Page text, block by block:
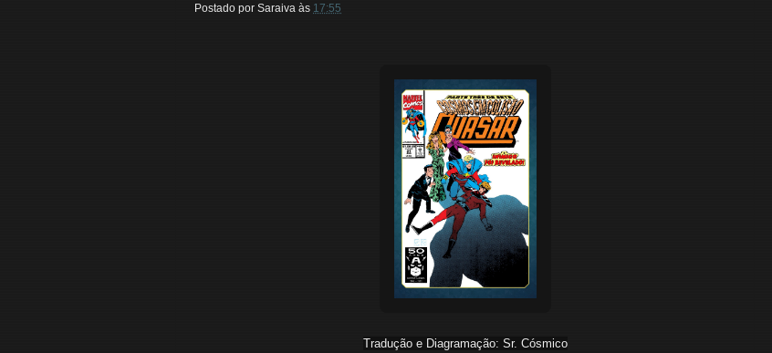
Postado por Saraiva às 17:55
Tradução e Diagramação: Sr. Cósmico